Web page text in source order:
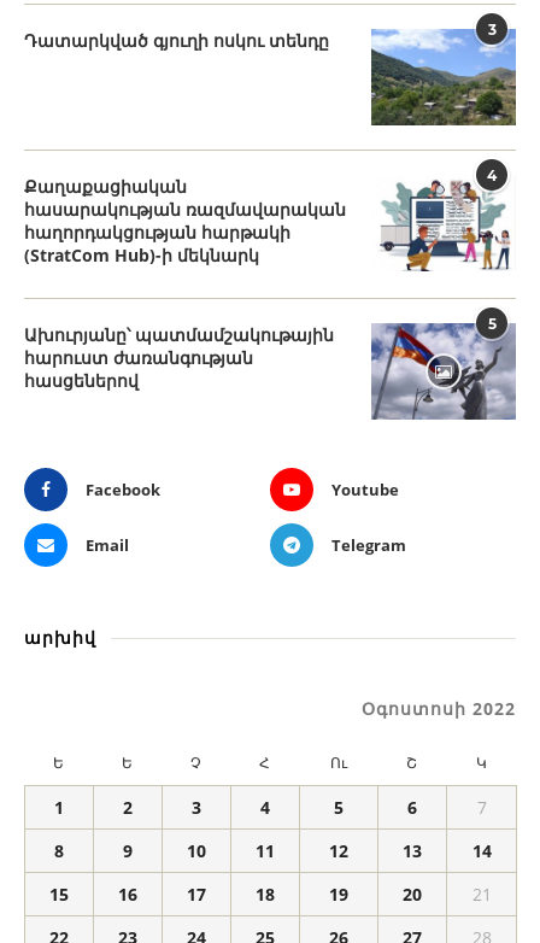
3
Դատարկված գյուղի ոսկու տենդը
4
Քաղաքացիական
հասարակության ռազմավարական
հաղորդակցության հարթակի
(StratCom Hub)-ի մեկնարկ
5
Ախուրյանը՝ պատմամշակութային
հարուստ ժառանգության
հասցեներով
Facebook Youtube
Email Telegram
արխիվ
Օգոստոսի 2022
Ե Ե Չ Հ Ու Շ Կ
1 2 3 4 5 6
7
8
9 10 11 12 13
14
15
16 17 18 19 20
21
22
23 24 25 26 27 28